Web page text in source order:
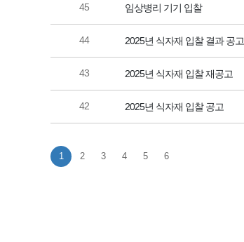
45 임상병리 기기 입찰
44 2025년 식자재 입찰 결과 공고
43 2025년 식자재 입찰 재공고
42 2025년 식자재 입찰 공고
1 2 3 4 5 6